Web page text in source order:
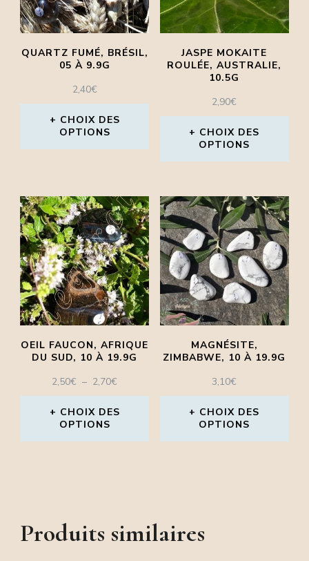
QUARTZ FUMÉ, BRÉSIL,
05 À 9.9G
2,40€
CHOIX DES
OPTIONS
a
plusieurs
variations.
Les
options
peuvent
être
choisies
sur
la
page
JASPE MOKAITE
ROULÉE, AUSTRALIE,
10.5G
2,90€
CHOIX DES
OPTIONS
produit
a
plusieurs
variations.
Les
options
peuvent
être
choisies
sur
la
page
OEIL FAUCON, AFRIQUE
DU SUD, 10 À 19.9G
2,50€ – 2,70€PLAGE
DE
PRIX :
À
CHOIX DES
OPTIONS
variations.
MAGNÉSITE,
ZIMBABWE, 10 À 19.9G
3,10€
CHOIX DES
OPTIONS
Produits similaires